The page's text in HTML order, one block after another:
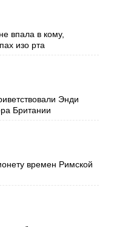
впала в кому,
изо рта
Энди
Британии
времен Римской